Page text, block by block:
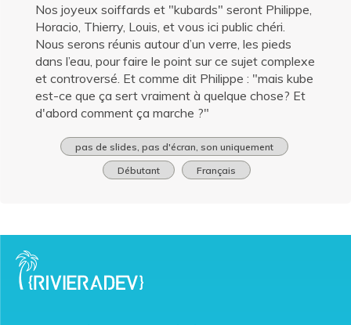
Nos joyeux soiffards et "kubards" seront Philippe,
Horacio, Thierry, Louis, et vous ici public chéri.
Nous serons réunis autour d’un verre, les pieds
dans l’eau, pour faire le point sur ce sujet complexe
et controversé. Et comme dit Philippe : "mais kube
est-ce que ça sert vraiment à quelque chose? Et
d'abord comment ça marche ?"
pas de slides, pas d'écran, son uniquement
Débutant
Français